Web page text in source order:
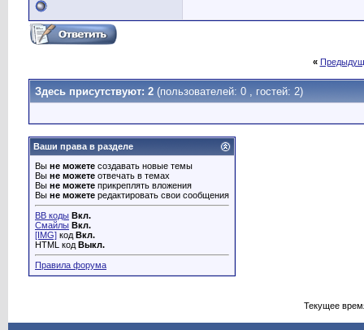
«
Здесь присутствуют: 2 (пользователей: 0 , гостей: 2)
Ваши права в разделе
Вы не можете создавать новые темы
Вы не можете отвечать в темах
Вы не можете прикреплять вложения
Вы не можете редактировать свои сообщения
BB коды Вкл.
Смайлы Вкл.
[IMG] код Вкл.
HTML код Выкл.
Правила форума
Текущее